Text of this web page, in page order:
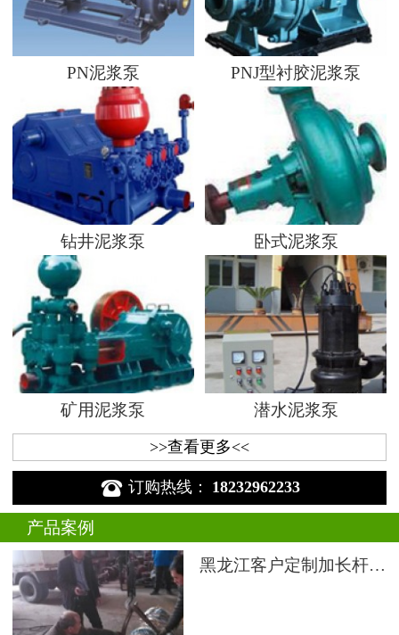
PN泥浆泵 PNJ型衬胶泥浆泵
钻井泥浆泵 卧式泥浆泵
矿用泥浆泵 潜水泥浆泵
>>查看更多<<
 订购热线： 18232962233
产品案例
黑龙江客户定制加长杆液下渣浆泵